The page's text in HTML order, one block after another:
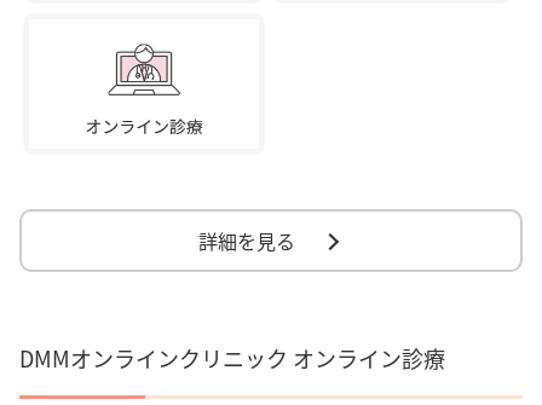
詳細を見る
DMMオンラインクリニック オンライン診療